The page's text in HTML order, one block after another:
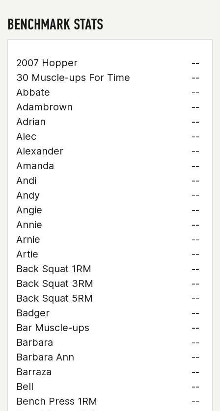
BENCHMARK STATS
2007 Hopper
--
30 Muscle-ups For Time
--
Abbate
--
Adambrown
--
Adrian
--
Alec
--
Alexander
--
Amanda
--
Andi
--
Andy
--
Angie
--
Annie
--
Arnie
--
Artie
--
Back Squat 1RM
--
Back Squat 3RM
--
Back Squat 5RM
--
Badger
--
Bar Muscle-ups
--
Barbara
--
Barbara Ann
--
Barraza
--
Bell
--
Bench Press 1RM
--